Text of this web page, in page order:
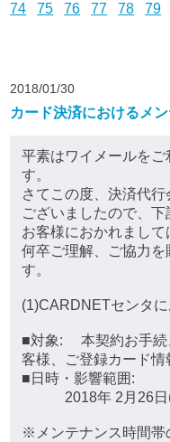
74
75 76 77 78 79
2018/01/30
カード決済におけるメ
平素はワイメールをご
す。
さてこの度、決済代
ございましたので、下
お客様におかれまして
何卒ご理解、ご協力を
す。
(1)CARDNETセンタ
■対象: 本契約お手続
客様、ご登録カード
■日時・影響範囲:
2018年 2月26日(
※メンテナンス時間帯